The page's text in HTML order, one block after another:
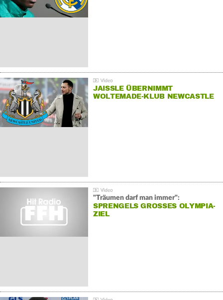
JAISSLE ÜBERNIMMT
WOLTEMADE-KLUB NEWCASTLE
"Träumen darf man immer":
SPRENGELS GROSSES OLYMPIA-Z
IEL